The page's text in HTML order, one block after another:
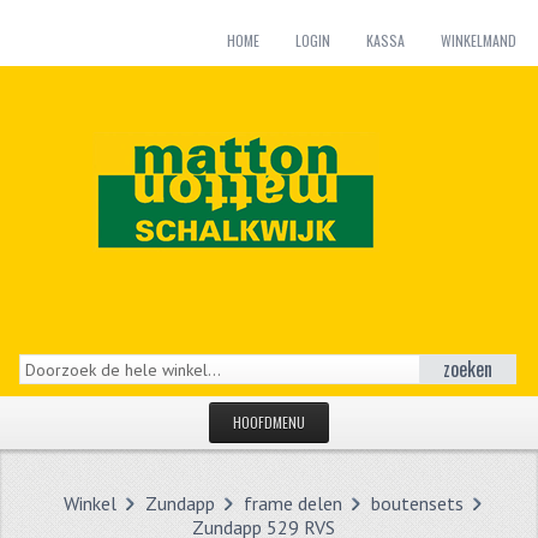
HOME LOGIN KASSA WINKELMAND
zoeken
HOOFDMENU
CATEGORIEËN
Winkel Zundapp frame delen
boutensets
Zundapp 529 RVS